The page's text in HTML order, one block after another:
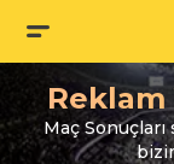
Reklam
Maç